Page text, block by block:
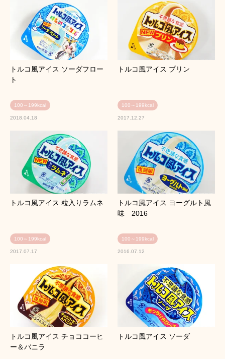
トルコ風アイス ソーダフロー
ト
100～199kcal
2018.04.18
トルコ風アイス プリン
100～199kcal
2017.12.27
トルコ風アイス 粒入りラムネ
100～199kcal
2017.07.17
トルコ風アイス ヨーグルト風
味 2016
100～199kcal
2016.07.12
トルコ風アイス チョココーヒ
ー＆バニラ
トルコ風アイス ソーダ